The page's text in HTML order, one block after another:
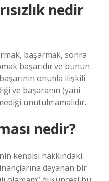
nedir
başarmak, sonra
başarıdır ve bunun
onunla ilişkili
ve başaranın (yani
unutulmamalıdır.
nedir?
kendisi hakkındaki
dayanan bir